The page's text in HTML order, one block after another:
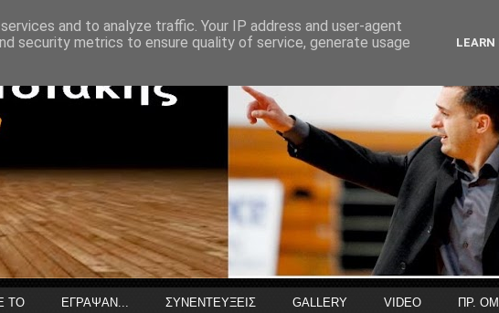
ΤΟ ΕΓΡΑΨΑΝ... ΣΥΝΕΝΤΕΥΞΕΙΣ GALLERY VIDEO ΠΡ.
and to analyze traffic. Your IP address and user-agent
security metrics to ensure quality of service, generate usage
LEARN